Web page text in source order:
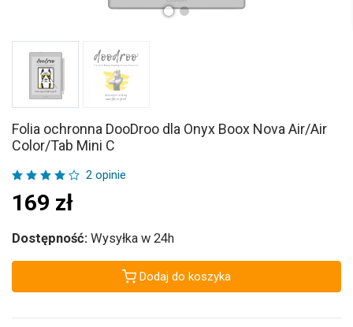
Folia ochronna DooDroo dla Onyx Boox Nova Air/Air
Color/Tab Mini C
2 opinie
169 zł
Dostępność: Wysyłka w 24h
Dodaj do koszyka